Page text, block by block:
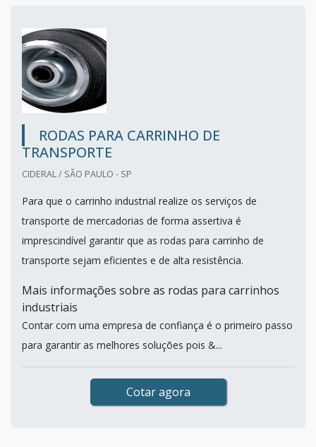
RODAS PARA CARRINHO DE
TRANSPORTE
CIDERAL / SÃO PAULO - SP
Para que o carrinho industrial realize os serviços de
transporte de mercadorias de forma assertiva é
imprescindível garantir que as rodas para carrinho de
transporte sejam eficientes e de alta resistência.
Mais informações sobre as rodas para carrinhos
industriais
Contar com uma empresa de confiança é o primeiro passo
para garantir as melhores soluções pois &...
Cotar agora